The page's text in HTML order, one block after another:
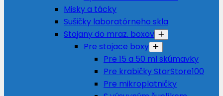
Misky a tácky
Sušičky laboratórneho skla
Stojany do mraz. boxov
Pre stojace boxy
Pre 15 a 50 ml skúmavky
Pre krabičky StarStore100
Pre mikroplatničky